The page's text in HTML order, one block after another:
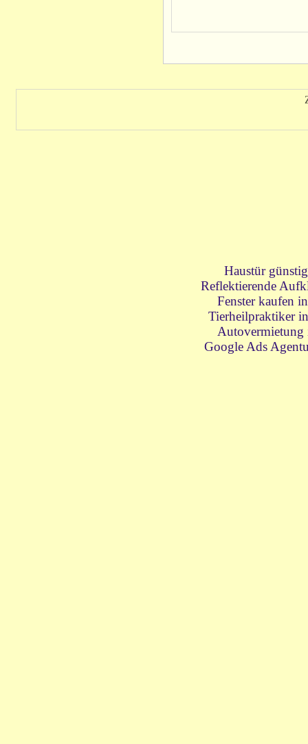
Haustür
Reflektierende
Fenster kaufen
Tierheilpraktiker
Autovermietung
Google Ads